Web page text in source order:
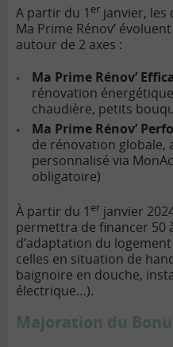
A partir du 1 er janvier, les
Ma Prime Rénov’
autour de 2 axes :
Ma Prime Rénov’
rénovation
chaudière, petits
Ma Prime Rénov’
de rénovation globale,
personnalisé via
obligatoire)
À partir du 1 er janvier
permettra de financer 50
d’adaptation du
celles en situation de
baignoire en douche,
électrique…).
Majoration du